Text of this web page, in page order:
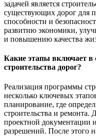
задачей является
существующих дорог для
способности и
развитию экономики,
и повышению качества
Какие этапы включает в
строительства дорог?
Реализация программы
несколько ключевых
планирование, где
строительства и ремонта.
проектной документации
разрешений. После этого